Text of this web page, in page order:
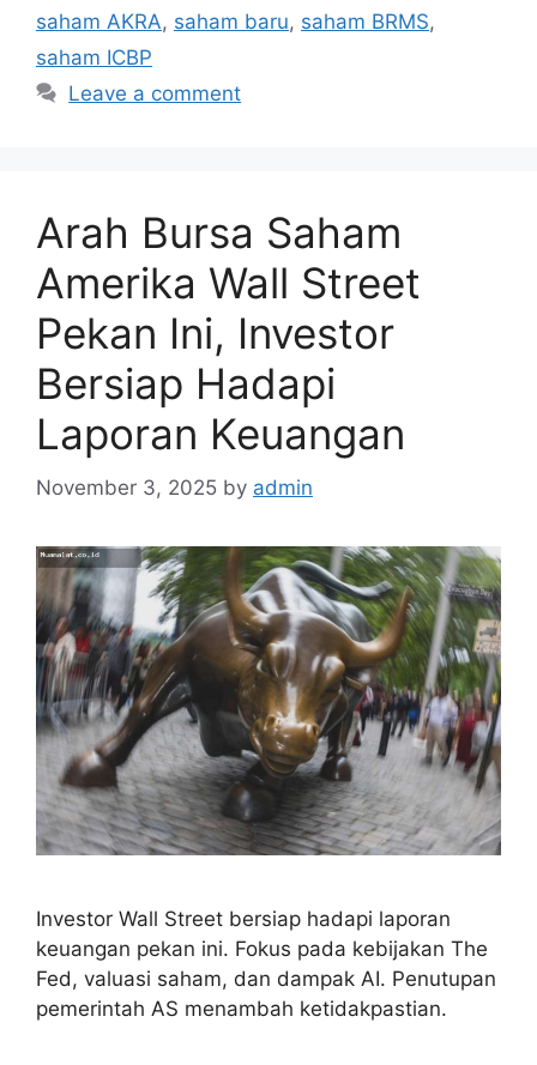
saham AKRA, saham baru, saham BRMS,
saham ICBP
Leave a comment
Arah Bursa Saham
Amerika Wall Street
Pekan Ini, Investor
Bersiap Hadapi
Laporan Keuangan
November 3, 2025 by admin
Investor Wall Street bersiap hadapi laporan
keuangan pekan ini. Fokus pada kebijakan The
Fed, valuasi saham, dan dampak AI. Penutupan
pemerintah AS menambah ketidakpastian.